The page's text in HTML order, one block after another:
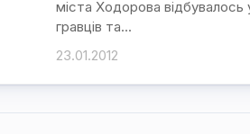
міста Ходорова
гравців та...
23.01.2012